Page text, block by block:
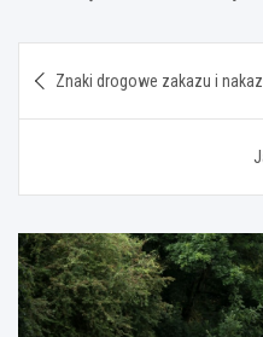
wpisu
Znaki drogowe zakazu i